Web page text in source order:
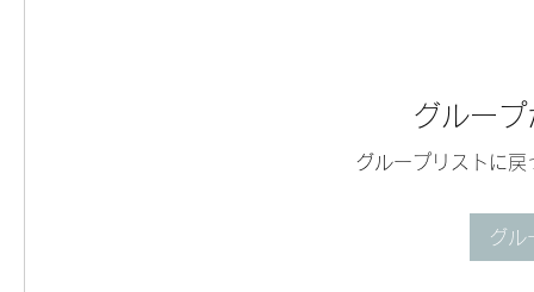
グルー
グループリストに
グル